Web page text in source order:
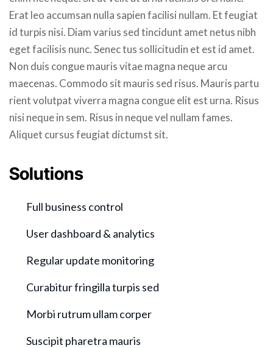
Erat leo accumsan nulla sapien facilisi nullam. Et feugiat
id turpis nisi. Diam varius sed tincidunt amet netus nibh
eget facilisis nunc. Senec tus sollicitudin et est id amet.
Non duis congue mauris vitae magna neque arcu
maecenas. Commodo sit mauris sed risus. Mauris partu
rient volutpat viverra magna congue elit est urna. Risus
nisi neque in sem. Risus in neque vel nullam fames.
Aliquet cursus feugiat dictumst sit.
Solutions
Full business control
User dashboard & analytics
Regular update monitoring
Curabitur fringilla turpis sed
Morbi rutrum ullam corper
Suscipit pharetra mauris